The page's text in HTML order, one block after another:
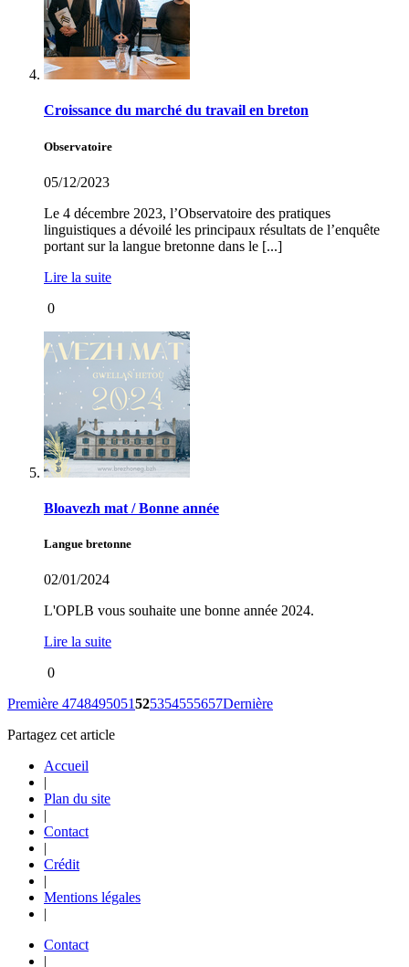
Croissance du marché du travail en breton
Observatoire
05/12/2023
Le 4 décembre 2023, l’Observatoire des pratiques
linguistiques a dévoilé les principaux résultats de l’enquête
portant sur la langue bretonne dans le [...]
Lire la suite
0
Bloavezh mat / Bonne année
Langue bretonne
02/01/2024
L'OPLB vous souhaite une bonne année 2024.
Lire la suite
0
Première 4748495051525354555657Dernière
Partagez cet article
Accueil
|
Plan du site
|
Contact
|
Crédit
|
Mentions légales
|
Contact
|